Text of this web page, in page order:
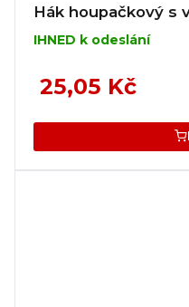
Hák houpačkový s
IHNED k odeslání
25,05 Kč